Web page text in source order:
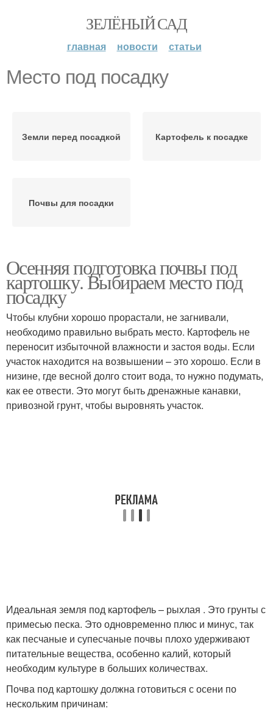
ЗЕЛЁНЫЙ САД
главная новости статьи
Место под посадку
Земли перед посадкой Картофель к посадке
Почвы для посадки
Осенняя подготовка почвы под
картошку. Выбираем место под
посадку
Чтобы клубни хорошо прорастали, не загнивали,
необходимо правильно выбрать место. Картофель не
переносит избыточной влажности и застоя воды. Если
участок находится на возвышении – это хорошо. Если в
низине, где весной долго стоит вода, то нужно подумать,
как ее отвести. Это могут быть дренажные канавки,
привозной грунт, чтобы выровнять участок.
Идеальная земля под картофель – рыхлая . Это грунты с
примесью песка. Это одновременно плюс и минус, так
как песчаные и супесчаные почвы плохо удерживают
питательные вещества, особенно калий, который
необходим культуре в больших количествах.
Почва под картошку должна готовиться с осени по
нескольким причинам: